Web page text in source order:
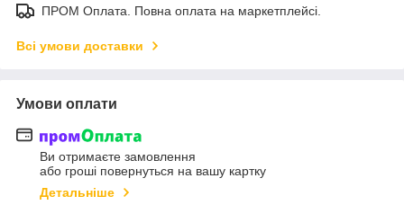
ПРОМ Оплата. Повна оплата на маркетплейсі.
Всі умови доставки
Умови оплати
Ви отримаєте замовлення
або гроші повернуться на вашу картку
Детальніше